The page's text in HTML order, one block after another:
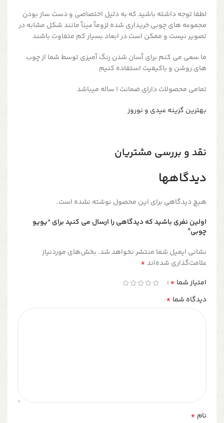
لطفا توجه داشته باشید که به دلیل اختصاصی و دست ساز بودن
مجموعه های چوبی خریداری شده لزومآ عینآ مانند شکل مشابه در
تصویر نیست و ممکن است در ابعاد بسیار کم متفاوت باشند
ما سعی می کنم برای آسان شدن رنگ آمیزی توسط شما از چوب
های روشن و باکیفیت استفاده کنیم
تمامی محصولات دارای ضمانت ۱ ساله میباشد
بهترین گزینه عیدی و نوروز
نقد و بررسی مشتریان
دیدگاهها
هیچ دیدگاهی برای این محصول نوشته نشده است.
اولین نفری باشید که دیدگاهی را ارسال می کنید برای “یویو
چوبی”
نشانی ایمیل شما منتشر نخواهد شد. بخش‌های موردنیاز
علامت‌گذاری شده‌اند*
امتیاز شما *
دیدگاه شما *
نام *